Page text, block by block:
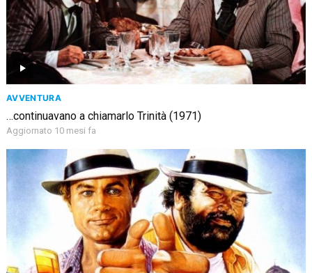
AVVENTURA
…continuavano a chiamarlo Trinità (1971)
Aggiornato 10 mesi fa